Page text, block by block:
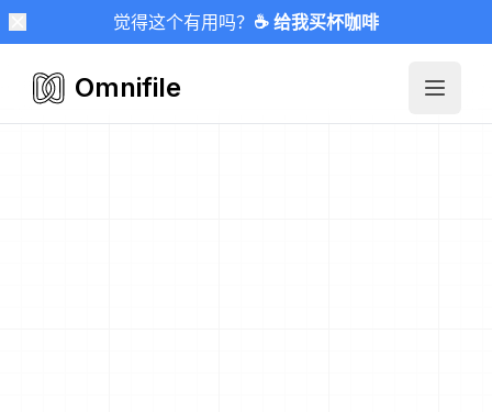
觉得这个有用吗？ ☕ 给我买杯咖啡
Omnifile